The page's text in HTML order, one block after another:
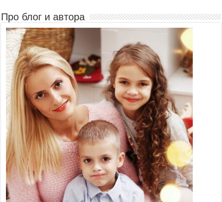
Про блог и автора